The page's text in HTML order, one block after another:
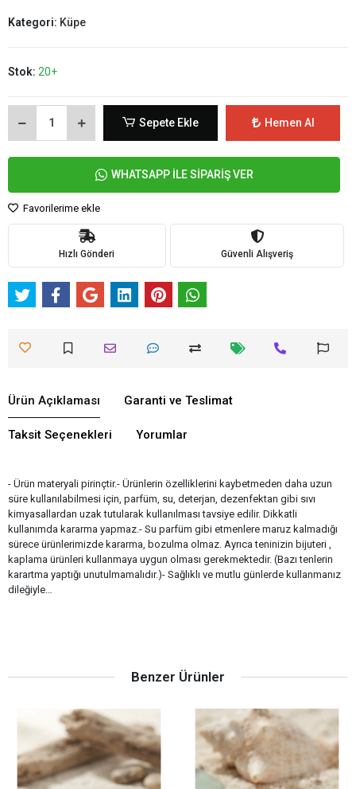
Kategori: Küpe
Stok: 20+
Sepete Ekle Hemen Al
WHATSAPP İLE SİPARİŞ VER
Favorilerime ekle
Hızlı Gönderi Güvenli Alışveriş
Ürün Açıklaması Garanti ve Teslimat
Taksit Seçenekleri Yorumlar
- Ürün materyali pirinçtir.- Ürünlerin özelliklerini kaybetmeden daha uzun
süre kullanılabilmesi için, parfüm, su, deterjan, dezenfektan gibi sıvı
kimyasallardan uzak tutularak kullanılması tavsiye edilir. Dikkatli
kullanımda kararma yapmaz.- Su parfüm gibi etmenlere maruz kalmadığı
sürece ürünlerimizde kararma, bozulma olmaz. Ayrıca teninizin bijuteri ,
kaplama ürünleri kullanmaya uygun olması gerekmektedir. (Bazı tenlerin
karartma yaptığı unutulmamalıdır.)- Sağlıklı ve mutlu günlerde kullanmanız
dileğiyle…
Benzer Ürünler